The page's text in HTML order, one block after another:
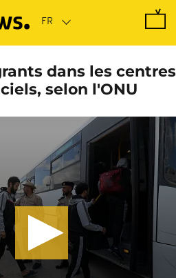
dans les centres
selon l'ONU